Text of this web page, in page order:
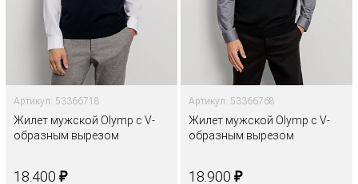
Артикул: 53366718
Жилет мужской Olymp с V-
образным вырезом
18.400 ₽
Артикул: 53366768
Жилет мужской Olymp с V-
образным вырезом
18.900 ₽